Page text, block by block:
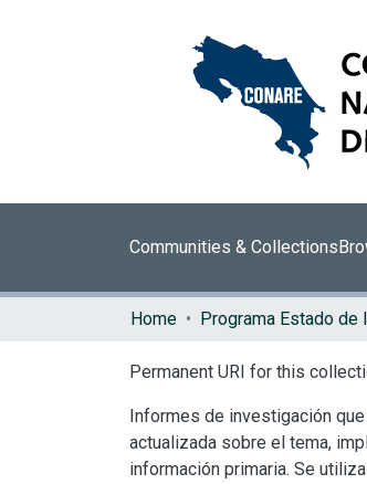
Communities & Collections
Home
Permanent URI for this
Informes de investigación
actualizada sobre el tema,
información primaria. Se